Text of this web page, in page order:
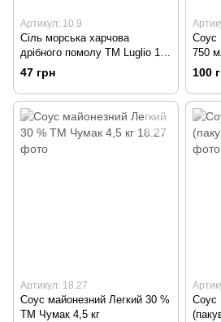
Артикул: 10.9
Сіль морська харчова
дрібного помолу TM Luglio 1,0
кг
47 грн
Соус
750
100
Артикул: 18.27
Соус майонезний Легкий 30 %
ТМ Чумак 4,5 кг
Соус